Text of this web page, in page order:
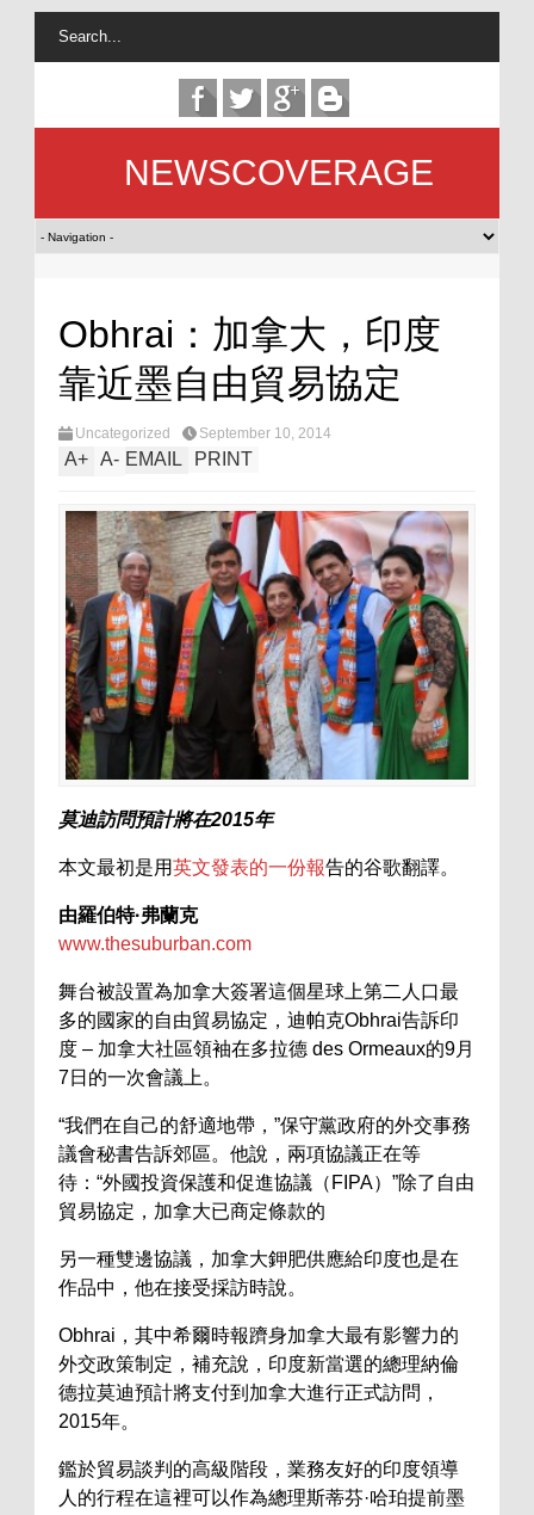
NEWSCOVERAGE
Obhrai：加拿大，印度
靠近墨自由貿易協定
Uncategorized September 10, 2014
A+ A- EMAIL PRINT
莫迪訪問預計將在2015年
本文最初是用英文發表的一份報告的谷歌翻譯。
由羅伯特·弗蘭克
www.thesuburban.com
舞台被設置為加拿大簽署這個星球上第二人口最
多的國家的自由貿易協定，迪帕克Obhrai告訴印
度 – 加拿大社區領袖在多拉德 des Ormeaux的9月
7日的一次會議上。
“我們在自己的舒適地帶，”保守黨政府的外交事務
議會秘書告訴郊區。他說，兩項協議正在等
待：“外國投資保護和促進協議（FIPA）”除了自由
貿易協定，加拿大已商定條款的
另一種雙邊協議，加拿大鉀肥供應給印度也是在
作品中，他在接受採訪時說。
Obhrai，其中希爾時報躋身加拿大最有影響力的
外交政策制定，補充說，印度新當選的總理納倫
德拉莫迪預計將支付到加拿大進行正式訪問，
2015年。
鑑於貿易談判的高級階段，業務友好的印度領導
人的行程在這裡可以作為總理斯蒂芬·哈珀提前墨